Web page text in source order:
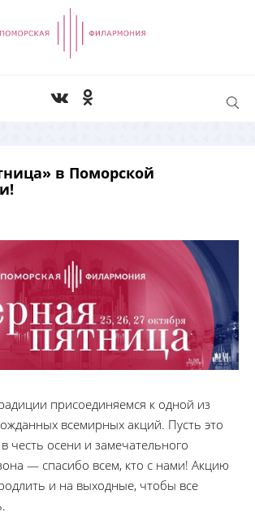
в Поморской
присоединяемся к одной из
всемирных акций. Пусть это
честь осени и замечательного
— спасибо всем, кто с нами! Акцию
и на выходные, чтобы все